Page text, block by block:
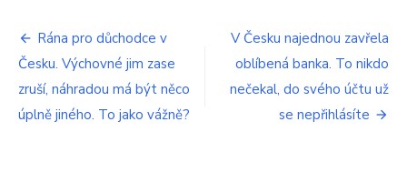
názvem
Češi
si
do
coly
dávají
Navigace
pro
příspěvek
Rána pro důchodce v
Česku. Výchovné jim zase
zruší, náhradou má být něco
úplně jiného. To jako vážně?
V Česku najednou zavřela
oblíbená banka. To nikdo
nečekal, do svého účtu už
se nepřihlásíte